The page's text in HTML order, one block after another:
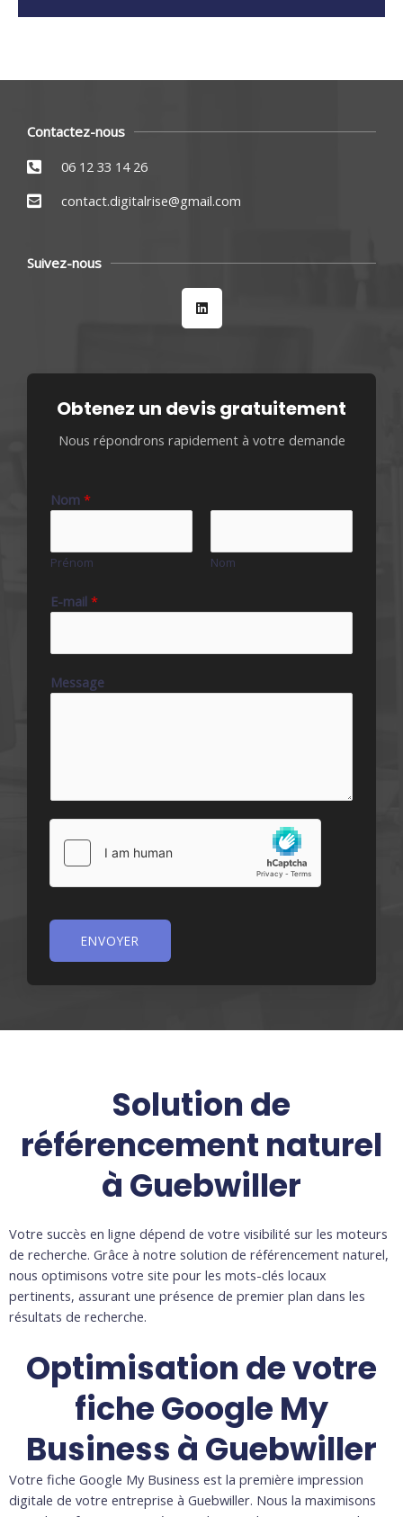
Contactez-nous
06 12 33 14 26
contact.digitalrise@gmail.com
Suivez-nous
L
i
n
k
i
Obtenez un devis gratuitement
Nous répondrons rapidement à votre demande
Nom *
Prénom Nom
E-mail *
Message
ENVOYER
Solution de
référencement naturel
à Guebwiller
Votre succès en ligne dépend de votre visibilité sur les moteurs
de recherche. Grâce à notre solution de référencement naturel,
nous optimisons votre site pour les mots-clés locaux
pertinents, assurant une présence de premier plan dans les
résultats de recherche.
Optimisation de votre
fiche Google My
Business à Guebwiller
Votre fiche Google My Business est la première impression
digitale de votre entreprise à Guebwiller. Nous la maximisons